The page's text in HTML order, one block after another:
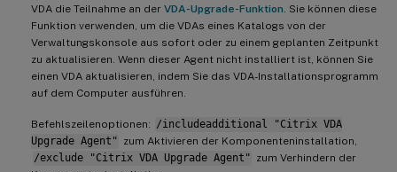
VDA die Teilnahme an der VDA-Upgrade-Funktion. Sie können diese
Funktion verwenden, um die VDAs eines Katalogs von der
Verwaltungskonsole aus sofort oder zu einem geplanten Zeitpunkt
zu aktualisieren. Wenn dieser Agent nicht installiert ist, können Sie
einen VDA aktualisieren, indem Sie das VDA-Installationsprogramm
auf dem Computer ausführen.
Befehlszeilenoptionen: /includeadditional "Citrix VDA
Upgrade Agent" zum Aktivieren der Komponenteninstallation,
/exclude "Citrix VDA Upgrade Agent" zum Verhindern der